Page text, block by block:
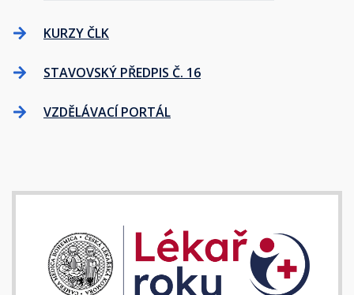
KURZY ČLK
STAVOVSKÝ PŘEDPIS Č. 16
VZDĚLÁVACÍ PORTÁL